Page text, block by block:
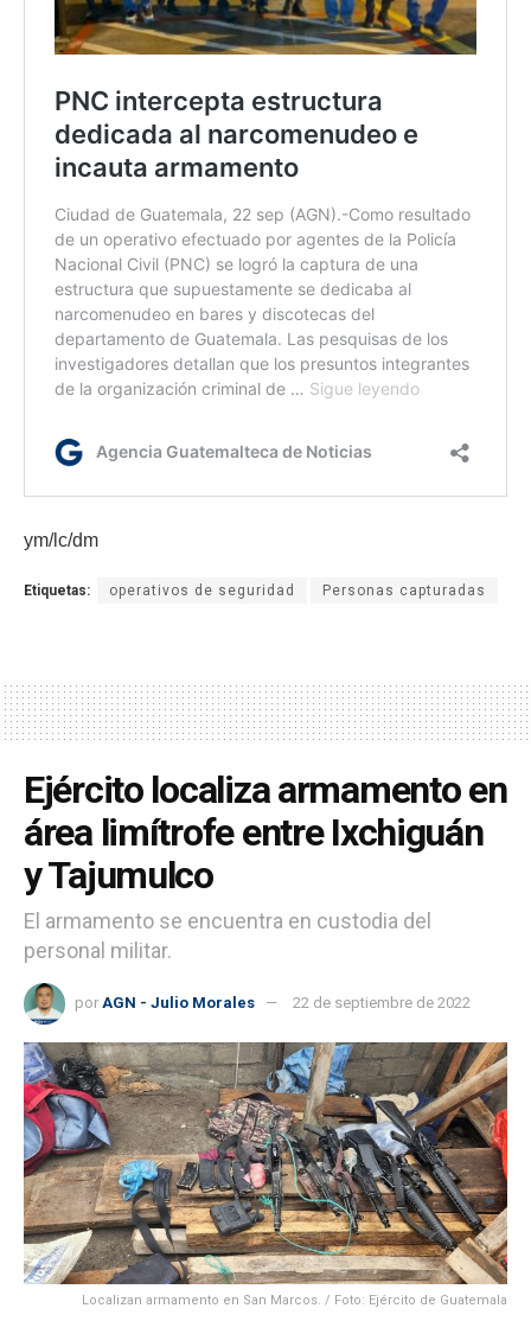
ym/lc/dm
Etiquetas: operativos de seguridad Personas capturadas
Ejército localiza armamento en
área limítrofe entre Ixchiguán
y Tajumulco
El armamento se encuentra en custodia del
personal militar.
por AGN - Julio Morales 22 de septiembre de 2022
Localizan armamento en San Marcos. / Foto: Ejército de Guatemala